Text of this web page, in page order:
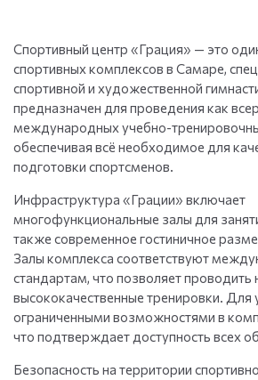
Спортивный центр «Грация» — это
спортивных комплексов в Самаре,
спортивной и художественной
предназначен для проведения как
международных учебно-
обеспечивая всё необходимое для
подготовки спортсменов.
Инфраструктура «Грации» включает
многофункциональные залы для
также современное гостиничное
Залы комплекса соответствуют
стандартам, что позволяет проводить
высококачественные тренировки. Для
ограниченными возможностями в
что подтверждает доступность всех
Безопасность на территории